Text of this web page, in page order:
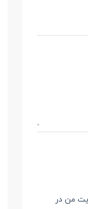
من در